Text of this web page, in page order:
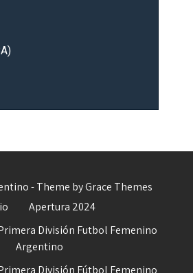
- Theme by Grace Themes
Apertura 2024
División Futbol Femenino
Argentino
División Fútbol Femenino